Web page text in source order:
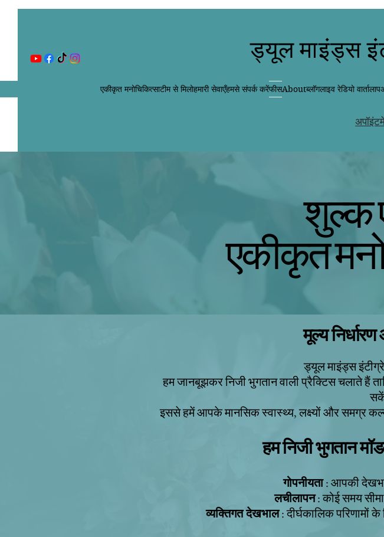
ड्यूल माइंड्स
एकीकृत मनोचिकित्साटीम से मिलोहमारी सेवाएँहमसे संपर्क करेंफीसAboutब्लॉगलाइव रेडियो वार्तालाप
शुल्क
एकीकृत
मूल्य
ड्यूल माइंड्स
हम जानबूझकर निजी भुगतान वाली प्रैक्टिस चलाते हैं
इससे हमें आपके मानसिक स्वास्थ्य, लक्ष्यों और समग्र
हम निजी भुगतान
गोपनीयता: आपकी
लचीलापन: कोई समय
व्यक्तिगत देखभाल: दीर्घकालिक परिणामों